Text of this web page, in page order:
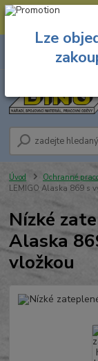
--- Spojovací
8.00 hod. - 16.00 hod.
Úvod Ochranné
LEMIGO Alaska 869 s
Nízké
Alaska
vložkou
Lze